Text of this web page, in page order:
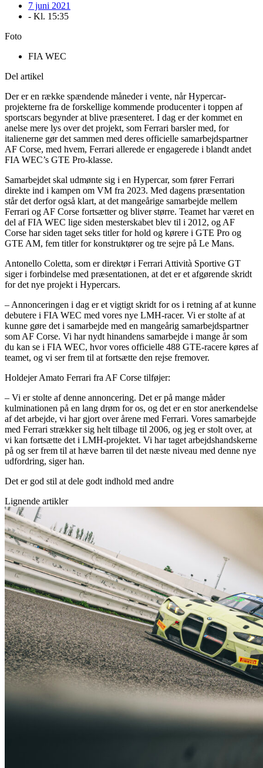
7 juni 2021
- Kl. 15:35
Foto
FIA WEC
Del artikel
Der er en række spændende måneder i vente, når Hypercar-
projekterne fra de forskellige kommende producenter i toppen af
sportscars begynder at blive præsenteret. I dag er der kommet en
anelse mere lys over det projekt, som Ferrari barsler med, for
italienerne gør det sammen med deres officielle samarbejdspartner
AF Corse, med hvem, Ferrari allerede er engagerede i blandt andet
FIA WEC’s GTE Pro-klasse.
Samarbejdet skal udmønte sig i en Hypercar, som fører Ferrari
direkte ind i kampen om VM fra 2023. Med dagens præsentation
står det derfor også klart, at det mangeårige samarbejde mellem
Ferrari og AF Corse fortsætter og bliver større. Teamet har været en
del af FIA WEC lige siden mesterskabet blev til i 2012, og AF
Corse har siden taget seks titler for hold og kørere i GTE Pro og
GTE AM, fem titler for konstruktører og tre sejre på Le Mans.
Antonello Coletta, som er direktør i Ferrari Attività Sportive GT
siger i forbindelse med præsentationen, at det er et afgørende skridt
for det nye projekt i Hypercars.
– Annonceringen i dag er et vigtigt skridt for os i retning af at kunne
debutere i FIA WEC med vores nye LMH-racer. Vi er stolte af at
kunne gøre det i samarbejde med en mangeårig samarbejdspartner
som AF Corse. Vi har nydt hinandens samarbejde i mange år som
du kan se i FIA WEC, hvor vores officielle 488 GTE-racere køres af
teamet, og vi ser frem til at fortsætte den rejse fremover.
Holdejer Amato Ferrari fra AF Corse tilføjer:
– Vi er stolte af denne annoncering. Det er på mange måder
kulminationen på en lang drøm for os, og det er en stor anerkendelse
af det arbejde, vi har gjort over årene med Ferrari. Vores samarbejde
med Ferrari strækker sig helt tilbage til 2006, og jeg er stolt over, at
vi kan fortsætte det i LMH-projektet. Vi har taget arbejdshandskerne
på og ser frem til at hæve barren til det næste niveau med denne nye
udfordring, siger han.
Det er god stil at dele godt indhold med andre
Lignende artikler